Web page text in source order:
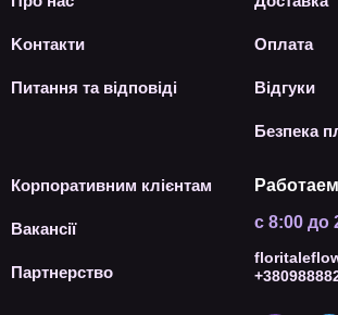
Kонтакти
Питання та відповіді
Оплата
Відгуки
Безпека
Корпоративним клієнтам
Вакансії
Партнерство
с 8:00 до